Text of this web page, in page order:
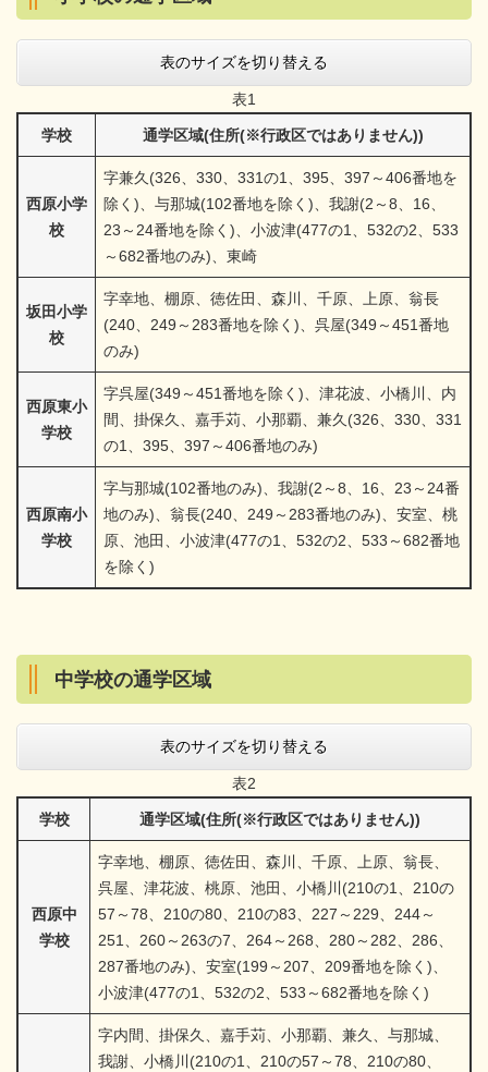
表のサイズを切り替える
表1
学校 通学区域(住所(※行政区ではありません))
西原小学
校
字兼久(326、330、331の1、395、397～406番地を
除く)、与那城(102番地を除く)、我謝(2～8、16、
23～24番地を除く)、小波津(477の1、532の2、533
～682番地のみ)、東崎
坂田小学
校
字幸地、棚原、徳佐田、森川、千原、上原、翁長
(240、249～283番地を除く)、呉屋(349～451番地
のみ)
西原東小
学校
字呉屋(349～451番地を除く)、津花波、小橋川、内
間、掛保久、嘉手苅、小那覇、兼久(326、330、331
の1、395、397～406番地のみ)
西原南小
学校
字与那城(102番地のみ)、我謝(2～8、16、23～24番
地のみ)、翁長(240、249～283番地のみ)、安室、桃
原、池田、小波津(477の1、532の2、533～682番地
を除く)
中学校の通学区域
表のサイズを切り替える
表2
学校 通学区域(住所(※行政区ではありません))
西原中
学校
字幸地、棚原、徳佐田、森川、千原、上原、翁長、
呉屋、津花波、桃原、池田、小橋川(210の1、210の
57～78、210の80、210の83、227～229、244～
251、260～263の7、264～268、280～282、286、
287番地のみ)、安室(199～207、209番地を除く)、
小波津(477の1、532の2、533～682番地を除く)
字内間、掛保久、嘉手苅、小那覇、兼久、与那城、
我謝、小橋川(210の1、210の57～78、210の80、